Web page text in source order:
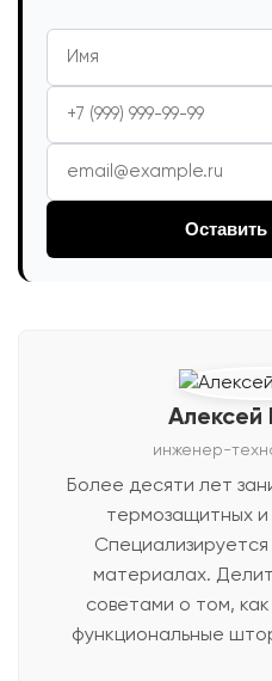
Оставить
Алексей
инженер-
Более десяти лет
термозащитных
материалах.
советами о том,
функциональные